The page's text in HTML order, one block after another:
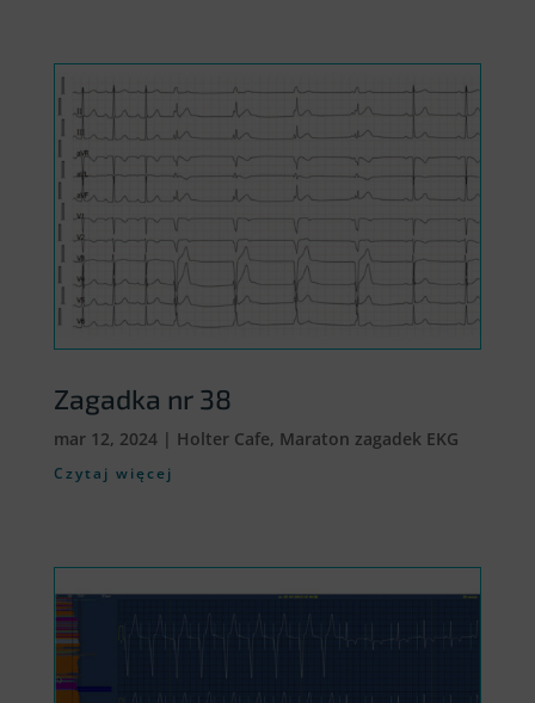
Zagadka nr 38
mar 12, 2024| Holter Cafe, Maraton zagadek EKG
Czytaj więcej